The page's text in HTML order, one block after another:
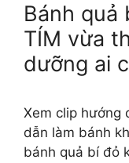
Bánh quả
TÍM vừa
dưỡng ai
Xem clip hướng
dẫn làm bánh
bánh quả bí đỏ